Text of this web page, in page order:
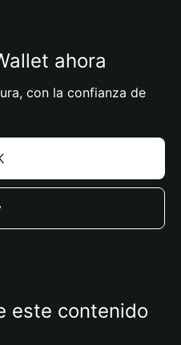
ahora
con la confianza de
este contenido